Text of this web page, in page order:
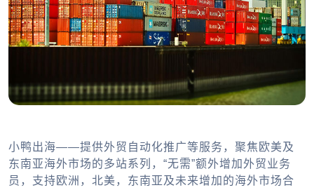
小鸭出海——提供外贸自动化推广等服务，聚焦欧美及
东南亚海外市场的多站系列，“无需”额外增加外贸业务
员，支持欧洲，北美，东南亚及未来增加的海外市场合